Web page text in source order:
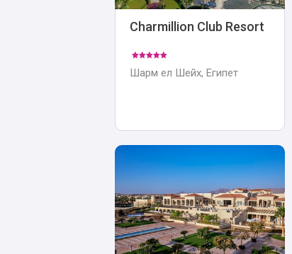
Charmillion Club Resort
Шарм ел Шейх, Египет